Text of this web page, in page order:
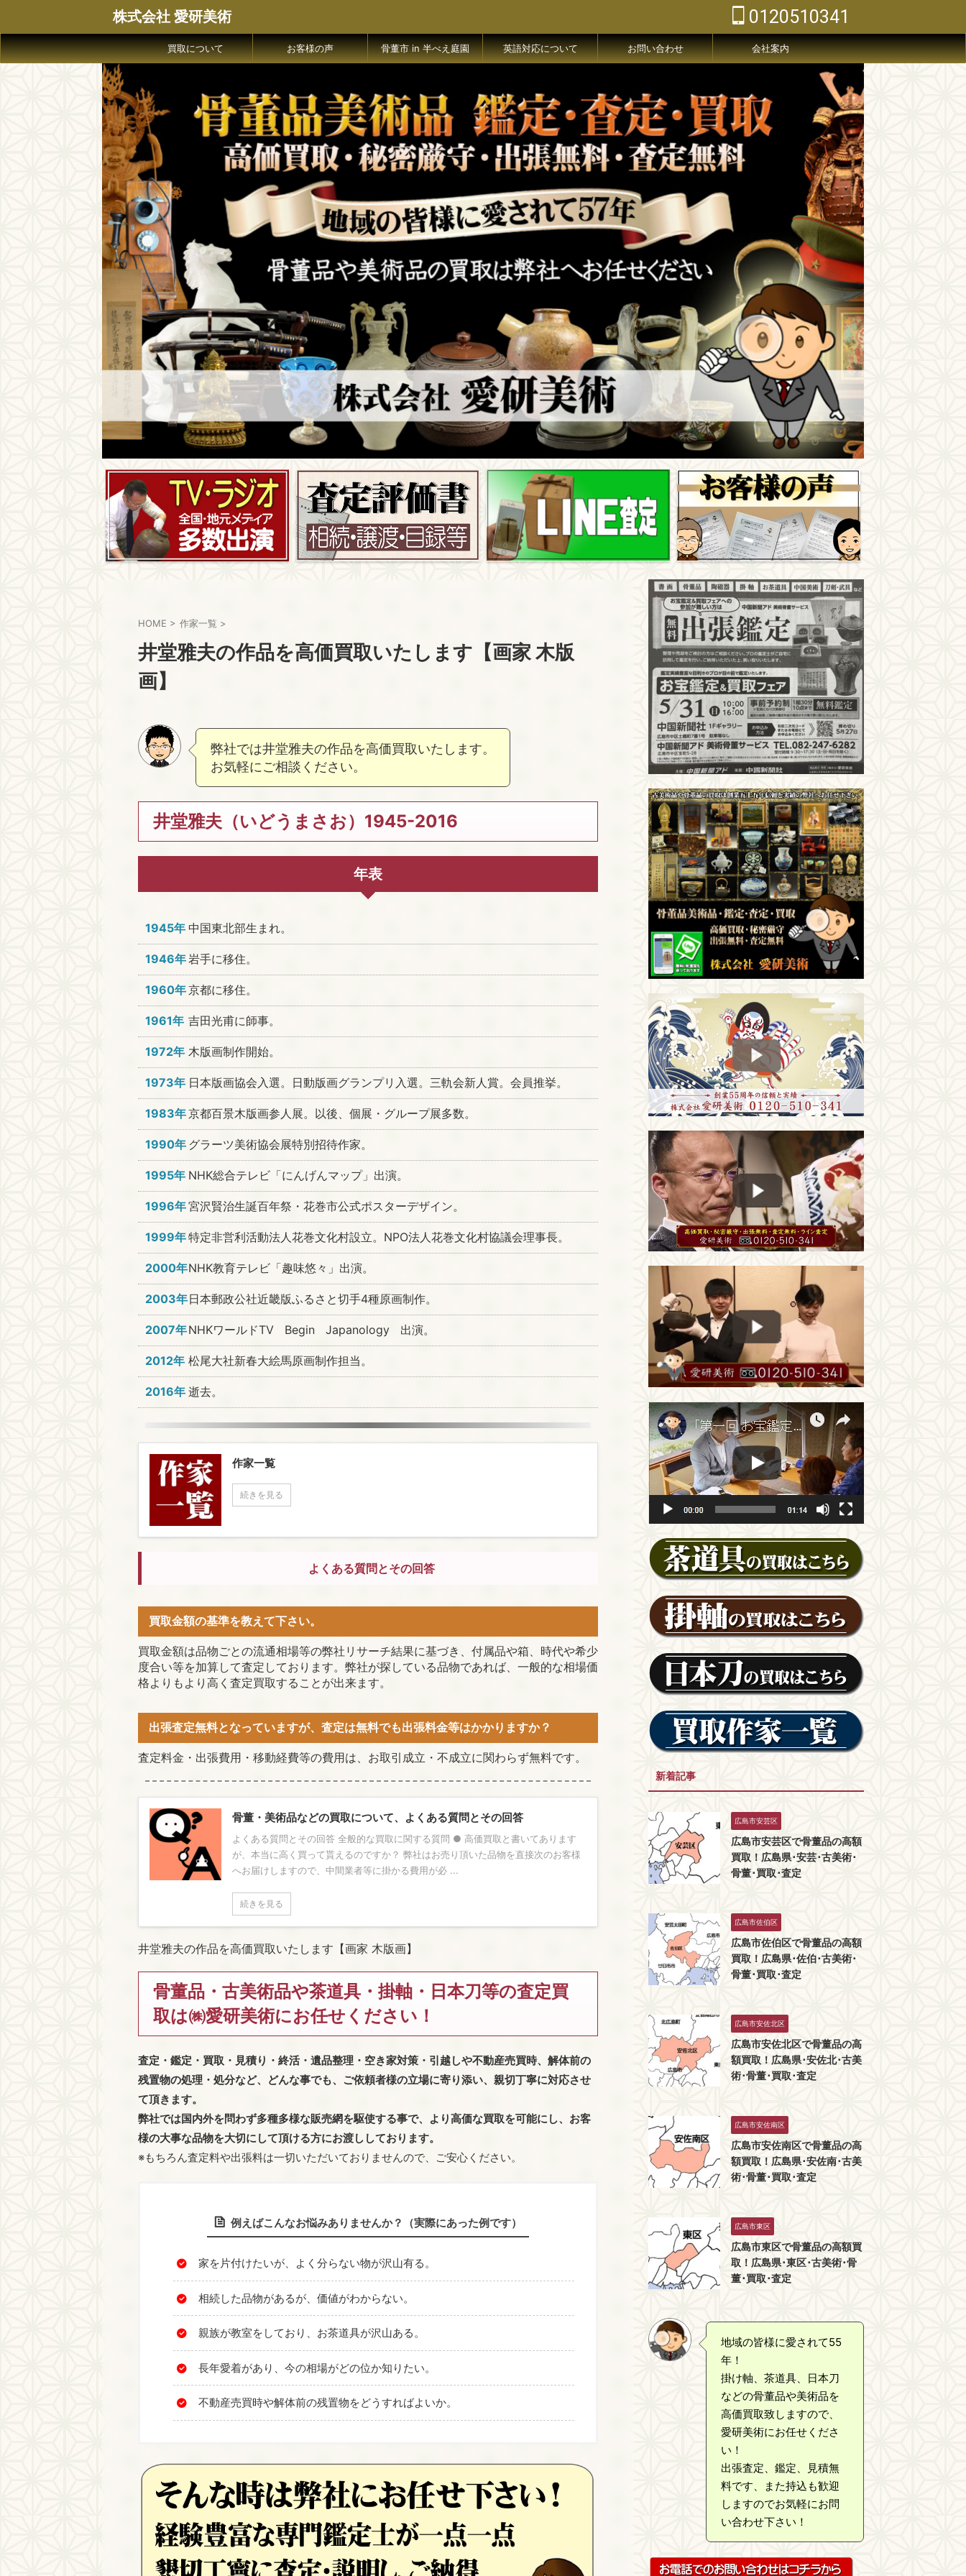
株式会社 愛研美術 0120510341
買取について お客様の声 骨董市 in 半べえ庭園 英語対応について お問い合わせ 会社案内
HOME > 作家一覧 >
井堂雅夫の作品を高価買取いたします【画家 木版
画】
弊社では井堂雅夫の作品を高価買取いたします。
お気軽にご相談ください。
井堂雅夫（いどうまさお）1945-2016
年表
1945年 中国東北部生まれ。
1946年岩手に移住。
1960年京都に移住。
1961年 吉田光甫に師事。
1972年 木版画制作開始。
1973年 日本版画協会入選。日動版画グランプリ入選。三軌会新人賞。会員推挙。
1983年京都百景木版画参人展。以後、個展・グループ展多数。
1990年 グラーツ美術協会展特別招待作家。
1995年 NHK総合テレビ「にんげんマップ」出演。
1996年宮沢賢治生誕百年祭・花巻市公式ポスターデザイン。
1999年特定非営利活動法人花巻文化村設立。NPO法人花巻文化村協議会理事長。
2000年NHK教育テレビ「趣味悠々」出演。
2003年日本郵政公社近畿版ふるさと切手4種原画制作。
2007年NHKワールドTV Begin Japanology 出演。
2012年 松尾大社新春大絵馬原画制作担当。
2016年 逝去。
作家一覧
続きを見る
よくある質問とその回答
買取金額の基準を教えて下さい。
買取金額は品物ごとの流通相場等の弊社リサーチ結果に基づき、付属品や箱、時代や希少
度合い等を加算して査定しております。弊社が探している品物であれば、一般的な相場価
格よりもより高く査定買取することが出来ます。
出張査定無料となっていますが、査定は無料でも出張料金等はかかりますか？
査定料金・出張費用・移動経費等の費用は、お取引成立・不成立に関わらず無料です。
骨董・美術品などの買取について、よくある質問とその回答
よくある質問とその回答 全般的な買取に関する質問 ● 高価買取と書いてあります
が、本当に高く買って貰えるのですか？ 弊社はお売り頂いた品物を直接次のお客様
へお届けしますので、中間業者等に掛かる費用が必 ...
続きを見る
井堂雅夫の作品を高価買取いたします【画家 木版画】
骨董品・古美術品や茶道具・掛軸・日本刀等の査定買
取は㈱愛研美術にお任せください！
査定・鑑定・買取・見積り・終活・遺品整理・空き家対策・引越しや不動産売買時、解体前の
残置物の処理・処分など、どんな事でも、 ご依頼者様の立場に寄り添い、親切丁寧に対応させ
て頂きます。
弊社では国内外を問わず多種多様な販売網を駆使する事で、より高価な買取を可能にし、お客
様の大事な品物を大切にして頂ける方にお渡ししております。
※もちろん査定料や出張料は一切いただいておりませんので、ご安心ください。
例えばこんなお悩みありませんか？（実際にあった例です）
家を片付けたいが、よく分らない物が沢山有る。
相続した品物があるが、価値がわからない。
親族が教室をしており、お茶道具が沢山ある。
長年愛着があり、今の相場がどの位か知りたい。
不動産売買時や解体前の残置物をどうすればよいか。
新着記事
広島市安芸区
広島市安芸区で骨董品の高額
買取！広島県･安芸･古美術･
骨董･買取･査定
広島市佐伯区
広島市佐伯区で骨董品の高額
買取！広島県･佐伯･古美術･
骨董･買取･査定
広島市安佐北区
広島市安佐北区で骨董品の高
額買取！広島県･安佐北･古美
術･骨董･買取･査定
広島市安佐南区
広島市安佐南区で骨董品の高
額買取！広島県･安佐南･古美
術･骨董･買取･査定
広島市東区
広島市東区で骨董品の高額買
取！広島県･東区･古美術･骨
董･買取･査定
地域の皆様に愛されて55
年！
掛け軸、茶道具、日本刀
などの骨董品や美術品を
高価買取致しますので、
愛研美術にお任せくださ
い！
出張査定、鑑定、見積無
料です、また持込も歓迎
しますのでお気軽にお問
い合わせ下さい！